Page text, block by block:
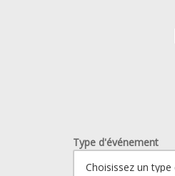
Type d'événement